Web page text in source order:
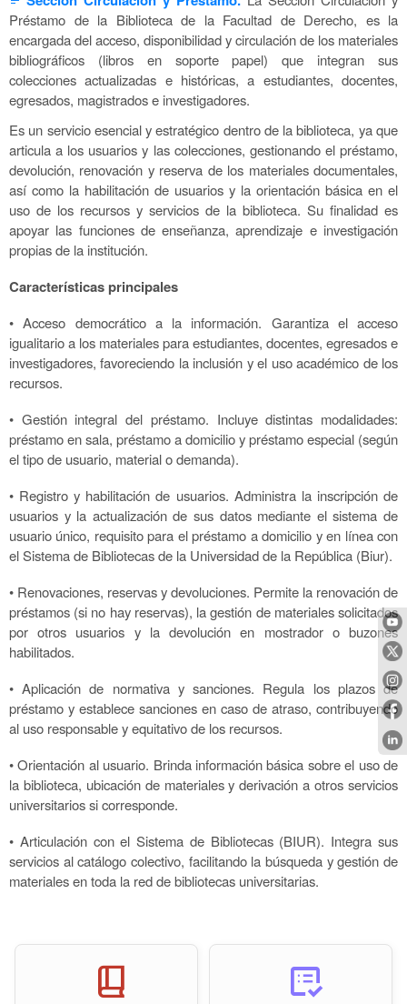
Préstamo de la Biblioteca de la Facultad de Derecho, es la
encargada del acceso, disponibilidad y circulación de los materiales
bibliográficos (libros en soporte papel) que integran sus
colecciones actualizadas e históricas, a estudiantes, docentes,
egresados, magistrados e investigadores.
Es un servicio esencial y estratégico dentro de la biblioteca, ya que
articula a los usuarios y las colecciones, gestionando el préstamo,
devolución, renovación y reserva de los materiales documentales,
así como la habilitación de usuarios y la orientación básica en el
uso de los recursos y servicios de la biblioteca. Su finalidad es
apoyar las funciones de enseñanza, aprendizaje e investigación
propias de la institución.
Características principales
• Acceso democrático a la información. Garantiza el acceso
igualitario a los materiales para estudiantes, docentes, egresados e
investigadores, favoreciendo la inclusión y el uso académico de los
recursos.
• Gestión integral del préstamo. Incluye distintas modalidades:
préstamo en sala, préstamo a domicilio y préstamo especial (según
el tipo de usuario, material o demanda).
• Registro y habilitación de usuarios. Administra la inscripción de
usuarios y la actualización de sus datos mediante el sistema de
usuario único, requisito para el préstamo a domicilio y en línea con
el Sistema de Bibliotecas de la Universidad de la República (Biur).
• Renovaciones, reservas y devoluciones. Permite la renovación de
préstamos (si no hay reservas), la gestión de materiales solicitados
por otros usuarios y la devolución en mostrador o buzones
habilitados.
• Aplicación de normativa y sanciones. Regula los plazos de
préstamo y establece sanciones en caso de atraso, contribuyendo
al uso responsable y equitativo de los recursos.
• Orientación al usuario. Brinda información básica sobre el uso de
la biblioteca, ubicación de materiales y derivación a otros servicios
universitarios si corresponde.
• Articulación con el Sistema de Bibliotecas (BIUR). Integra sus
servicios al catálogo colectivo, facilitando la búsqueda y gestión de
materiales en toda la red de bibliotecas universitarias.
book_2 list_alt_check